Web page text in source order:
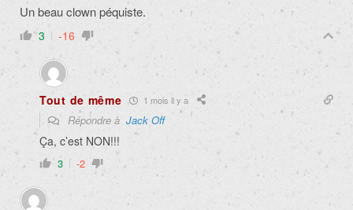
Un beau clown péquiste.
3 -16
Tout de même 1 mois il y a
Répondre à Jack Off
Ça, c’est NON!!!
3 -2